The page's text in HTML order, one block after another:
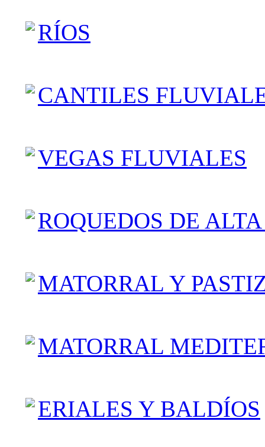
RÍOS
CANTILES
VEGAS FLUVIALES
ROQUEDOS DE
MATORRAL Y
MATORRAL
ERIALES Y BALDÍOS